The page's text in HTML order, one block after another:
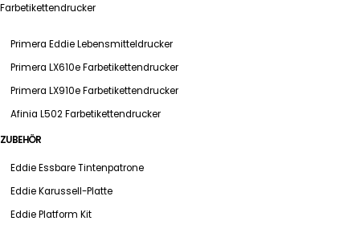
Farbetikettendrucker
Primera Eddie Lebensmitteldrucker
Primera LX610e Farbetikettendrucker
Primera LX910e Farbetikettendrucker
Afinia L502 Farbetikettendrucker
ZUBEHÖR
Eddie Essbare Tintenpatrone
Eddie Karussell-Platte
Eddie Platform Kit